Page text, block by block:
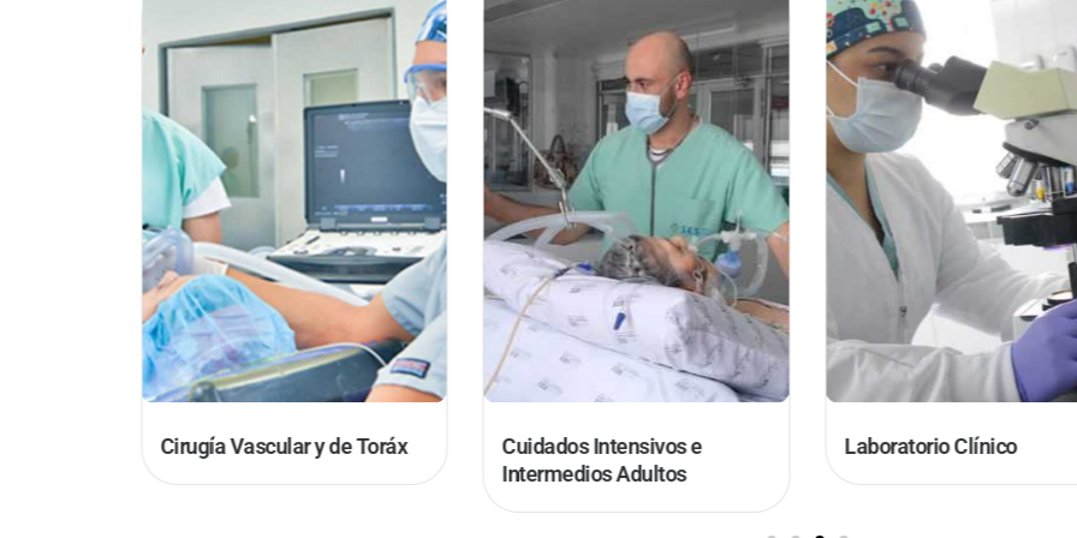
Cirugía Vascular y de Toráx
Cuidados Intensivos e
Intermedios Adultos
Laboratorio Clínico